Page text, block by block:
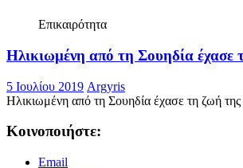
Ηλικιωμένη από τη Σουηδία
5 Ιουλίου 2019 Argyris